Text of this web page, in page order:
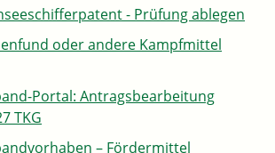
- Prüfung ablegen
oder andere Kampfmittel
Portal: Antragsbearbeitung
TKG
– Fördermittel